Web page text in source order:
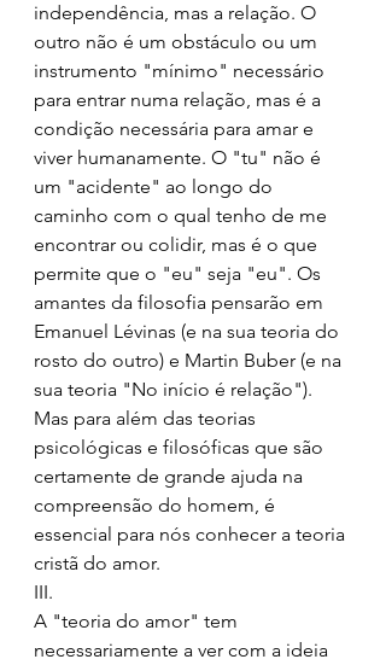
independência, mas a relação. O
outro não é um obstáculo ou um
instrumento "mínimo" necessário
para entrar numa relação, mas é a
condição necessária para amar e
viver humanamente. O "tu" não é
um "acidente" ao longo do
caminho com o qual tenho de me
encontrar ou colidir, mas é o que
permite que o "eu" seja "eu". Os
amantes da filosofia pensarão em
Emanuel Lévinas (e na sua teoria do
rosto do outro) e Martin Buber (e na
sua teoria "No início é relação").
Mas para além das teorias
psicológicas e filosóficas que são
certamente de grande ajuda na
compreensão do homem, é
essencial para nós conhecer a teoria
cristã do amor.
III.
A "teoria do amor" tem
necessariamente a ver com a ideia